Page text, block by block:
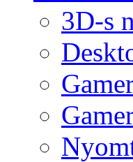
3D-s